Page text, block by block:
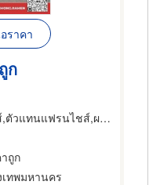
ราคา
ก
รนไชส์,ผลิตภัณฑ์อาหารญี่ปุ่น
ถูก
เทพมหานคร